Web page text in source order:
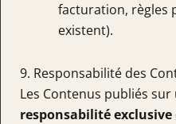
facturation, règles
existent).
9. Responsabilité des
Les Contenus publiés
responsabilité exclusive